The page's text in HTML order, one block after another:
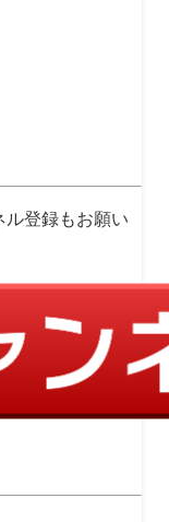
ル登録もお願い